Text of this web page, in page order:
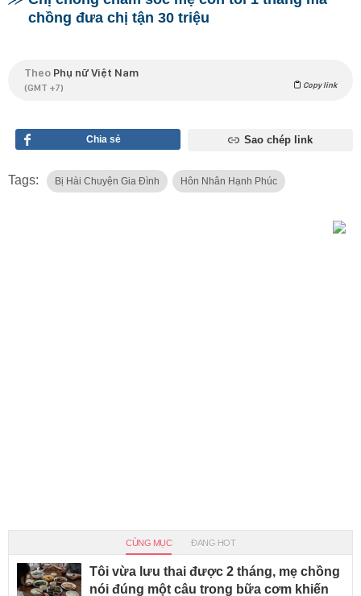
chồng đưa chị tận 30 triệu
Theo Phụ nữ Việt Nam
(GMT +7) Copy link
Chia sẻ Sao chép link
Tags: Bị Hài Chuyện Gia Đình Hôn Nhân Hạnh Phúc
CÙNG MỤC ĐANG HOT
Tôi vừa lưu thai được 2 tháng, mẹ chồng
nói đúng một câu trong bữa cơm khiến